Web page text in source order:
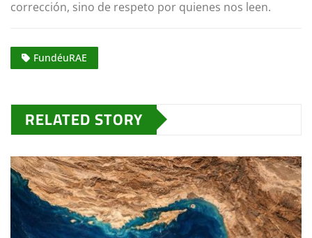
corrección, sino de respeto por quienes nos leen.
FundéuRAE
RELATED STORY